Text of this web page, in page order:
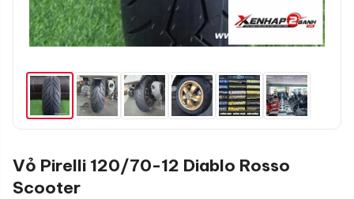
Vỏ Pirelli 120/70-12 Diablo Rosso
Scooter